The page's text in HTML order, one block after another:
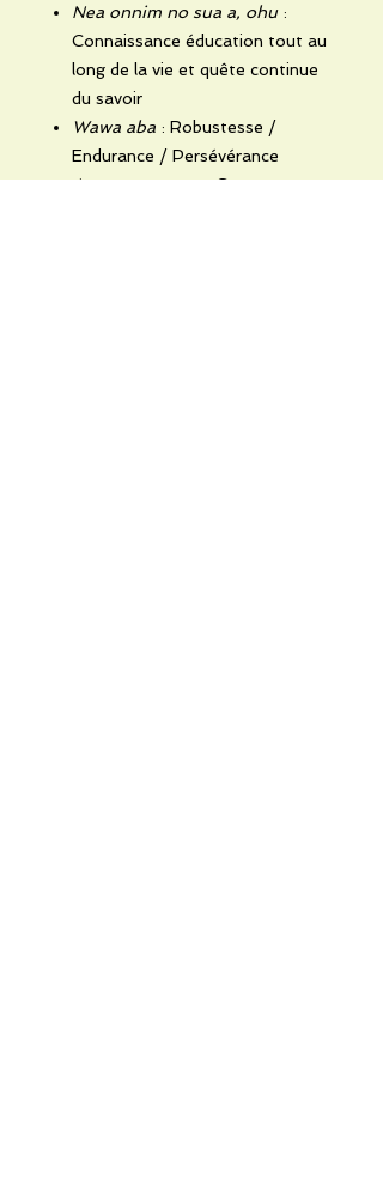
Nea onnim no sua a, ohu :
Connaissance éducation tout au
long de la vie et quête continue
du savoir
Wawa aba : Robustesse /
Endurance / Persévérance
Ananse ntontan: Sagesse,